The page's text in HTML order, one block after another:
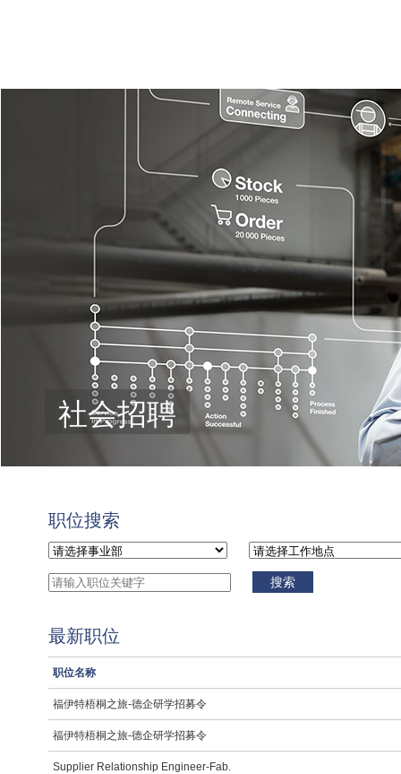
社会招聘
职位搜索
搜索
最新职位
职位名称
福伊特梧桐之旅-德企研学招募令
福伊特梧桐之旅-德企研学招募令
Supplier Relationship Engineer-Fab.